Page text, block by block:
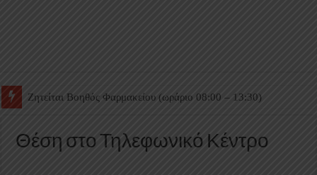
Ζητείται Βοηθός Θαλάμου
Θέση στο Τηλεφωνικό Κέντρο